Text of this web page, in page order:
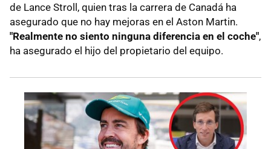
de Lance Stroll, quien tras la carrera de Canadá ha
asegurado que no hay mejoras en el Aston Martin.
"Realmente no siento ninguna diferencia en el coche",
ha asegurado el hijo del propietario del equipo.